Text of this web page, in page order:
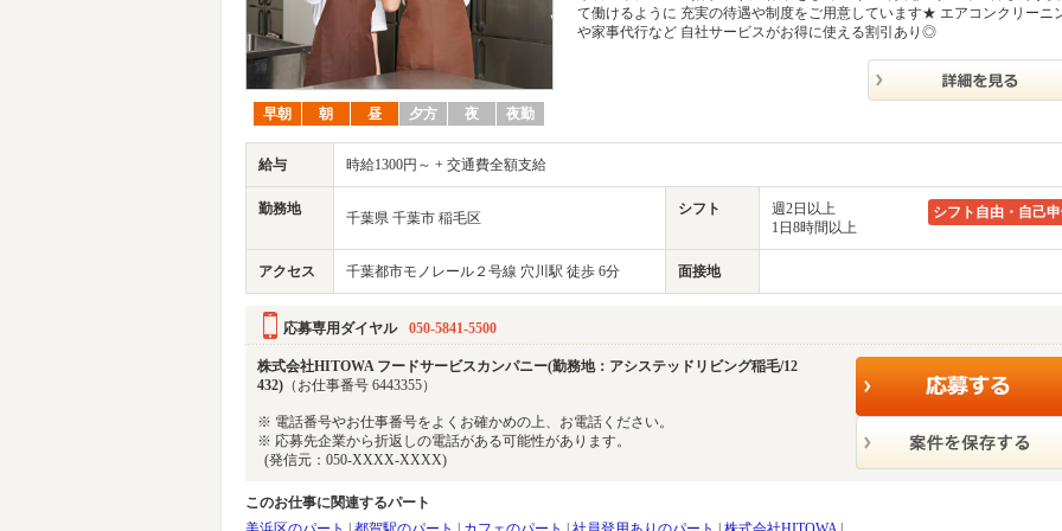
早朝 朝 昼 夕方 夜 夜勤
て働けるように 充実の待遇や制度をご用意しています★ エアコンクリーニ
や家事代行など 自社サービスがお得に使える割引あり◎
給与 時給1300円～ + 交通費全額支給
勤務地
千葉県 千葉市 稲毛区
シフト
週2日以上
1日8時間以上
シフト自由・自己
アクセス 千葉都市モノレール２号線 穴川駅 徒歩 6分 面接地
応募専用ダイヤル 050-5841-5500
株式会社HITOWA フードサービスカンパニー(勤務地：アシステッドリビング稲毛/12
432) （お仕事番号 6443355）
※ 電話番号やお仕事番号をよくお確かめの上、お電話ください。
※ 応募先企業から折返しの電話がある可能性があります。
(発信元：050-XXXX-XXXX)
このお仕事に関連するパート